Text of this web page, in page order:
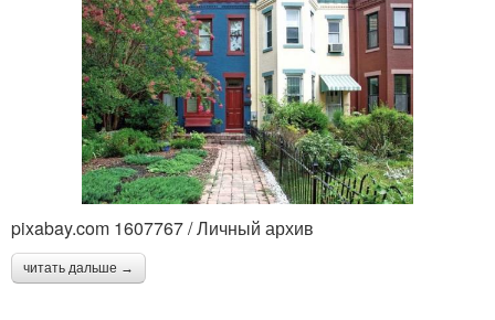
pixabay.com 1607767 / Личный архив
читать дальше →